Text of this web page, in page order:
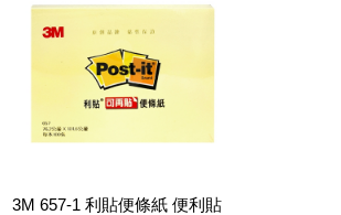
3M 657-1 利貼便條紙 便利貼